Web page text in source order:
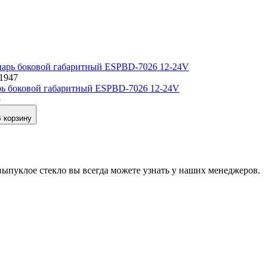
боковой габаритный ESPBD-7026 12-24V
корзину
стекло вы всегда можете узнать у наших менеджеров.